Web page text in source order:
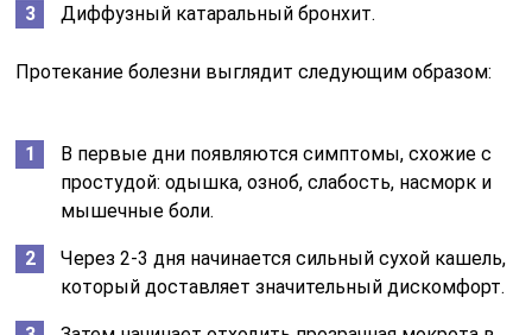
Диффузный катаральный бронхит.
Протекание болезни выглядит следующим образом:
В первые дни появляются симптомы, схожие с
простудой: одышка, озноб, слабость, насморк и
мышечные боли.
Через 2-3 дня начинается сильный сухой кашель,
который доставляет значительный дискомфорт.